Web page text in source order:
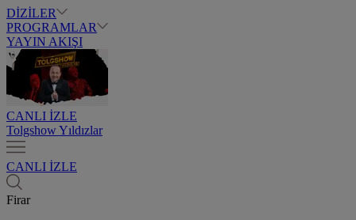
DİZİLER
PROGRAMLAR
YAYIN AKIŞI
CANLI İZLE
Tolgshow Yıldızlar
CANLI İZLE
Firar